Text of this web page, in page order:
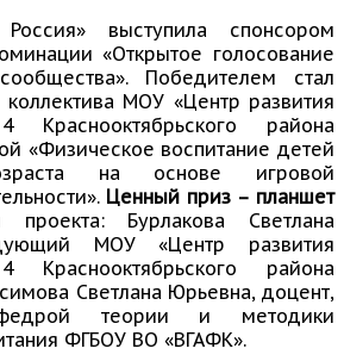
выступила спонсором
«Открытое голосование
Победителем стал
коллектива МОУ «Центр развития
района
«Физическое воспитание детей
на основе игровой
Ценный приз – планшет
проекта: Бурлакова Светлана
МОУ «Центр развития
района
Светлана Юрьевна, доцент,
теории и методики
ФГБОУ ВО «ВГАФК».